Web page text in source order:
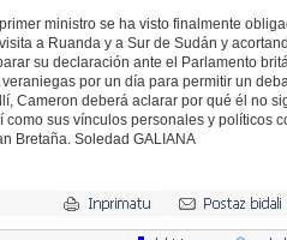
ministro se ha visto finalmente
a Ruanda y a Sur de Sudán y
su declaración ante el Parlamento
por un día para permitir un
Cameron deberá aclarar por qué él no
como sus vínculos personales y políticos
Bretaña. Soledad GALIANA